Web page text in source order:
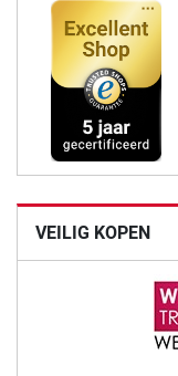
VEILIG KOPEN